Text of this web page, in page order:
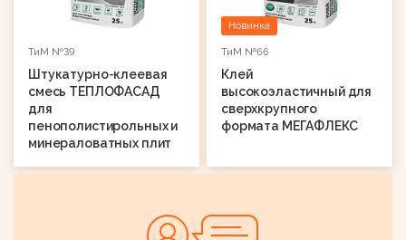
ТиМ №39
Штукатурно-клеевая
смесь ТЕПЛОФАСАД
для
пенополистирольных и
минераловатных плит
Новинка
ТиМ №66
Клей
высокоэластичный для
сверхкрупного
формата МЕГАФЛЕКС